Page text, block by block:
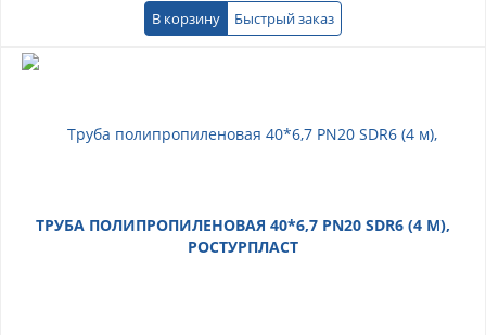
В корзину Быстрый заказ
ТРУБА ПОЛИПРОПИЛЕНОВАЯ 40*6,7 PN20 SDR6 (4 М),
РОСТУРПЛАСТ